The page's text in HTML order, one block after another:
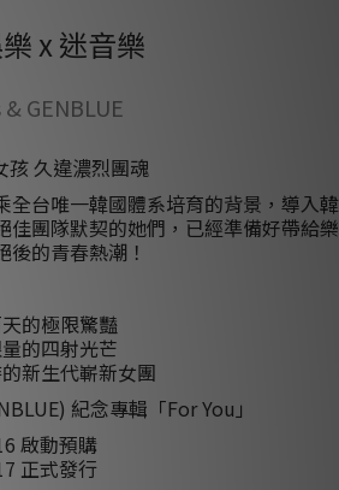
x 迷音樂
GENBLUE
孩 久違濃烈團魂
台唯一韓國體系培育的背景，導入韓
佳團隊默契的她們，已經準備好帶給樂
後的青春熱潮！
天的極限驚豔
量的四射光芒
新生代嶄新女團
紀念專輯「For You」
啟動預購
正式發行